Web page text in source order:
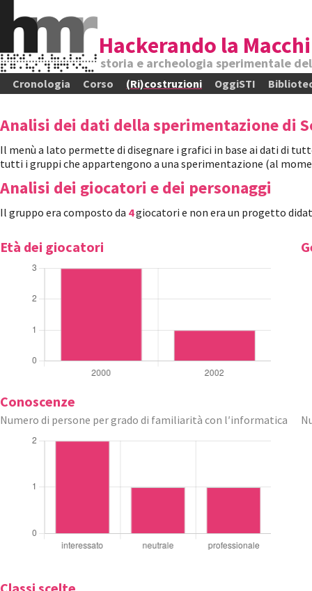
Hackerando la
storia e archeologia sperimentale
Cronologia Corso (Ri)costruzioni OggiSTI
Analisi dei dati della sperimentazione di
Il menù a lato permette di disegnare i grafici in base ai dati di
tutti i gruppi che appartengono a una sperimentazione (al
Analisi dei giocatori e dei personaggi
Il gruppo era composto da 4giocatori e non era un progetto
Età dei giocatori
Conoscenze
Numero di persone per grado di familiarità con l′informatica